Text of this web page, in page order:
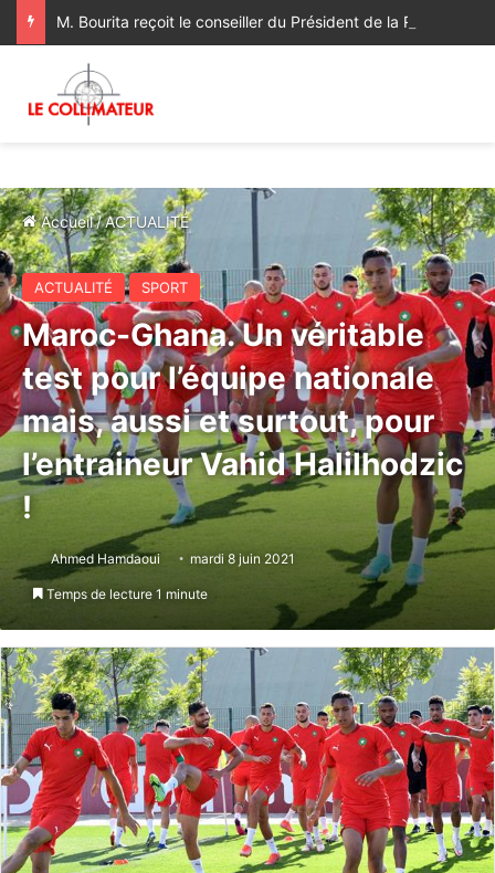
Accueil/ACTUALITÉ
ACTUALITÉ SPORT
Maroc-Ghana. Un véritable
test pour l’équipe nationale
mais, aussi et surtout, pour
l’entraineur Vahid Halilhodzic
!
Ahmed Hamdaoui mardi 8 juin 2021
Temps de lecture 1 minute